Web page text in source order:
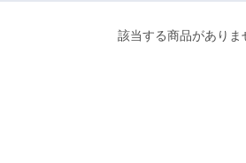
該当する商品がありま